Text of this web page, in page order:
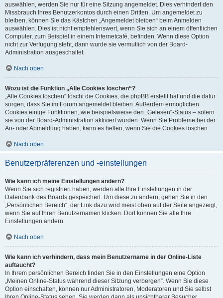
auswählen, werden Sie nur für eine Sitzung angemeldet. Dies verhindert den
Missbrauch Ihres Benutzerkontos durch einen Dritten. Um angemeldet zu
bleiben, können Sie das Kästchen „Angemeldet bleiben“ beim Anmelden
auswählen. Dies ist nicht empfehlenswert, wenn Sie sich an einem öffentlichen
Computer, zum Beispiel in einem Internetcafé, befinden. Wenn diese Option
nicht zur Verfügung steht, dann wurde sie vermutlich von der Board-
Administration ausgeschaltet.
Nach oben
Wozu ist die Funktion „Alle Cookies löschen“?
„Alle Cookies löschen“ löscht die Cookies, die phpBB erstellt hat und die dafür
sorgen, dass Sie im Forum angemeldet bleiben. Außerdem ermöglichen
Cookies einige Funktionen, wie beispielsweise den „Gelesen“-Status – sofern
sie von der Board-Administration aktiviert wurden. Wenn Sie Probleme bei der
An- oder Abmeldung haben, kann es helfen, wenn Sie die Cookies löschen.
Nach oben
Benutzerpräferenzen und -einstellungen
Wie kann ich meine Einstellungen ändern?
Wenn Sie sich registriert haben, werden alle Ihre Einstellungen in der
Datenbank des Boards gespeichert. Um diese zu ändern, gehen Sie in den
„Persönlichen Bereich“; der Link dazu wird meist oben auf der Seite angezeigt,
wenn Sie auf Ihren Benutzernamen klicken. Dort können Sie alle Ihre
Einstellungen ändern.
Nach oben
Wie kann ich verhindern, dass mein Benutzername in der Online-Liste
auftaucht?
In Ihrem persönlichen Bereich finden Sie in den Einstellungen eine Option
„Meinen Online-Status während dieser Sitzung verbergen“. Wenn Sie diese
Option einschalten, können nur Administratoren, Moderatoren und Sie selbst